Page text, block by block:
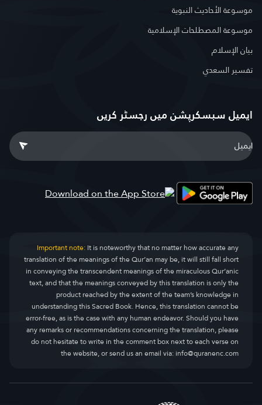
موسوعة الأحاديث النبوية
موسوعة المصطلحات الإسلامية
بيان الإسلام
تفسير السعدي
ایمیل سبسکرپشن میں رجسٹر کریں
Important note:It is noteworthy that no matter how accurate any
translation of the meanings of the Qur’an may be, it will still fall short
in conveying the transcendent meanings of the miraculous Qur’anic
text, and that the meanings conveyed by this translation is only the
product reached by the extent of the team’s knowledge in
understanding this Sacred Book. Hence, this translation cannot be
error-free, as is the case with any human endeavor. Should you have
any remarks or recommendations concerning the translation, please
do not hesitate to write in the comment box next to each verse on
the website, or send us an email via:info@quranenc.com